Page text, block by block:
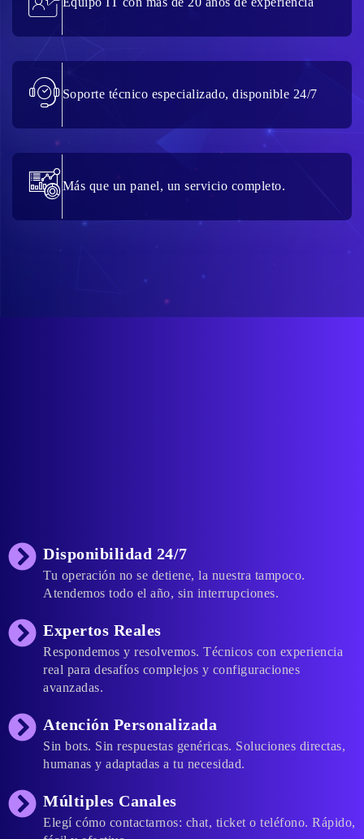
Soporte técnico especializado, disponible 24/7
Más que un panel, un servicio completo.
Disponibilidad 24/7
Tu operación no se detiene, la nuestra tampoco.
Atendemos todo el año, sin interrupciones.
Expertos Reales
Respondemos y resolvemos. Técnicos con experiencia
real para desafíos complejos y configuraciones
avanzadas.
Atención Personalizada
Sin bots. Sin respuestas genéricas. Soluciones directas,
humanas y adaptadas a tu necesidad.
Múltiples Canales
Elegí cómo contactarnos: chat, ticket o teléfono. Rápido,